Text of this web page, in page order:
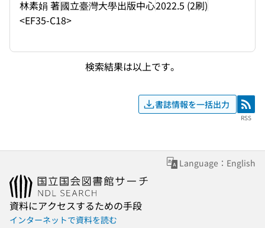
林素娟 著國立臺灣大學出版中心2022.5 (2刷)
<EF35-C18>
検索結果は以上です。
書誌情報を一括出力 RSS
RSS
Language：English
資料にアクセスするための手段
インターネットで資料を読む